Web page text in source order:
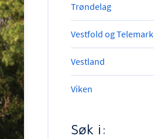
Trøndelag
Vestfold og Telemark
Vestland
Viken
Søk i: